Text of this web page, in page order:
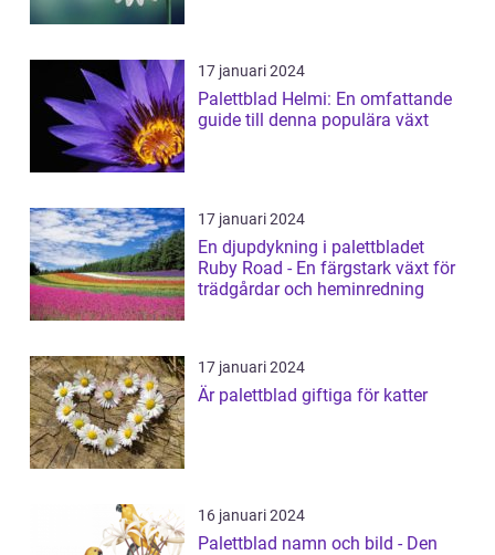
17 januari 2024
Palettblad Helmi: En omfattande
guide till denna populära växt
17 januari 2024
En djupdykning i palettbladet
Ruby Road - En färgstark växt för
trädgårdar och heminredning
17 januari 2024
Är palettblad giftiga för katter
16 januari 2024
Palettblad namn och bild - Den